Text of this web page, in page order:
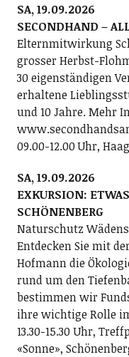
SA, 19.09.2026
SECONDHAND –
Elternmitwirkung
grosser Herbst-
30 eigenständigen
erhaltene
und 10 Jahre. Mehr
09.00-12.00 Uhr,
SA, 19.09.2026
EXKURSION:
SCHÖNENBERG
Naturschutz
Entdecken Sie mit
Hofmann die
rund um den
bestimmen wir
ihre wichtige Rolle
13.30-15.30 Uhr,
«Sonne»,